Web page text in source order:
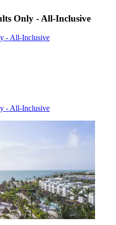
Only - All-Inclusive
- All-Inclusive
- All-Inclusive